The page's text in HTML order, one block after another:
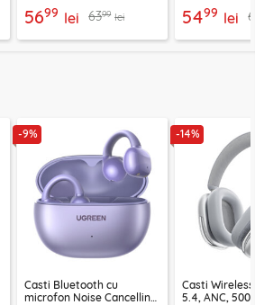
5699 lei 6399 lei 5499 lei
-9%
Casti Bluetooth cu
microfon Noise Cancelling
-14%
Casti
5.4, ANC,